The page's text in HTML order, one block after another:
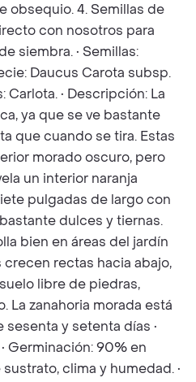
obsequio. 4. Semillas de
con nosotros para
siembra. • Semillas:
Daucus Carota subsp.
Carlota. • Descripción: La
ya que se ve bastante
que cuando se tira. Estas
morado oscuro, pero
un interior naranja
pulgadas de largo con
dulces y tiernas.
bien en áreas del jardín
rectas hacia abajo,
libre de piedras,
La zanahoria morada está
y setenta días •
• Germinación: 90% en
clima y humedad. •